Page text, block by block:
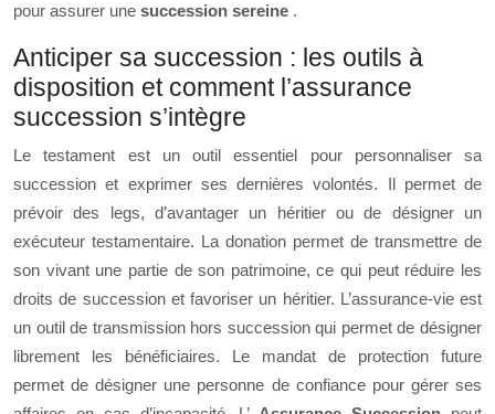
pour assurer une succession sereine .
Anticiper sa succession : les outils à
disposition et comment l’assurance
succession s’intègre
Le testament est un outil essentiel pour personnaliser sa
succession et exprimer ses dernières volontés. Il permet de
prévoir des legs, d’avantager un héritier ou de désigner un
exécuteur testamentaire. La donation permet de transmettre de
son vivant une partie de son patrimoine, ce qui peut réduire les
droits de succession et favoriser un héritier. L’assurance-vie est
un outil de transmission hors succession qui permet de désigner
librement les bénéficiaires. Le mandat de protection future
permet de désigner une personne de confiance pour gérer ses